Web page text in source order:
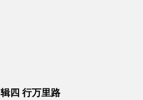
辑四 行万里路